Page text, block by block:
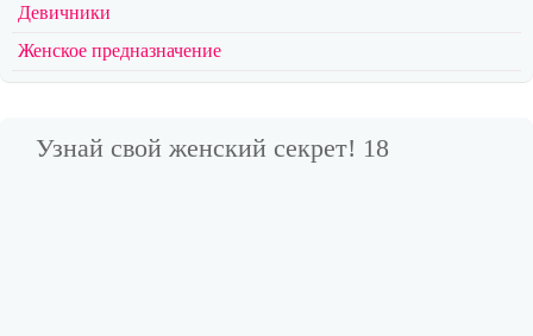
Девичники
Женское предназначение
Узнай свой женский секрет! 18